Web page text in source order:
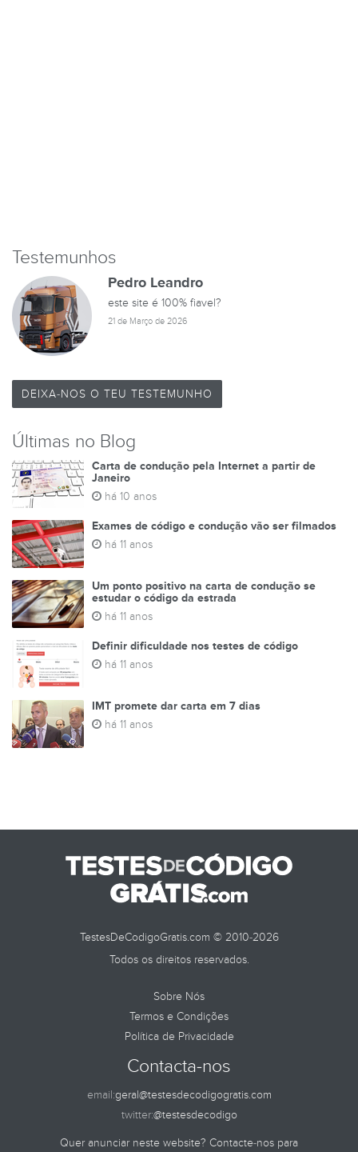
Testemunhos
Pedro Leandro
este site é 100% fiavel?
21 de Março de 2026
DEIXA-NOS O TEU TESTEMUNHO
Últimas no Blog
Carta de condução pela Internet a partir de
Janeiro
há 10 anos
Exames de código e condução vão ser filmados
há 11 anos
Um ponto positivo na carta de condução se
estudar o código da estrada
há 11 anos
Definir dificuldade nos testes de código
há 11 anos
IMT promete dar carta em 7 dias
há 11 anos
TestesDeCodigoGratis.com © 2010-2026
Todos os direitos reservados.
Sobre Nós
Termos e Condições
Política de Privacidade
Contacta-nos
email:geral@testesdecodigogratis.com
twitter:@testesdecodigo
Quer anunciar neste website? Contacte-nos para